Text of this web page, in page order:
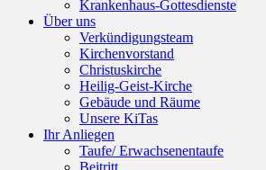
Krankenhaus-Gottesdienste
Über uns
Verkündigungsteam
Kirchenvorstand
Christuskirche
Heilig-Geist-Kirche
Gebäude und Räume
Unsere KiTas
Ihr Anliegen
Taufe/ Erwachsenentaufe
Beitritt